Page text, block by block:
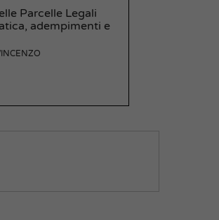
Parcelle Legali
adempimenti e